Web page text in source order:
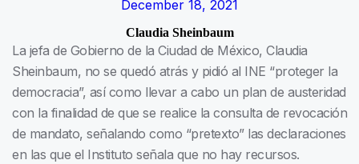
December 18, 2021
Claudia Sheinbaum
La jefa de Gobierno de la Ciudad de México, Claudia
Sheinbaum, no se quedó atrás y pidió al INE “proteger la
democracia”, así como llevar a cabo un plan de austeridad
con la finalidad de que se realice la consulta de revocación
de mandato, señalando como “pretexto” las declaraciones
en las que el Instituto señala que no hay recursos.